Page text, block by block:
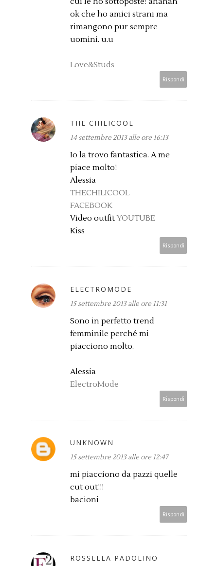
ok che ho amici strani ma
rimangono pur sempre
uomini. u.u
Love&Studs
Rispondi
THE CHILICOOL
14 settembre 2013 alle ore 16:13
Io la trovo fantastica. A me
piace molto!
Alessia
THECHILICOOL
FACEBOOK
Video outfit YOUTUBE
Kiss
Rispondi
ELECTROMODE
15 settembre 2013 alle ore 11:31
Sono in perfetto trend
femminile perché mi
piacciono molto.
Alessia
ElectroMode
Rispondi
UNKNOWN
15 settembre 2013 alle ore 12:47
mi piacciono da pazzi quelle
cut out!!!
bacioni
Rispondi
ROSSELLA PADOLINO